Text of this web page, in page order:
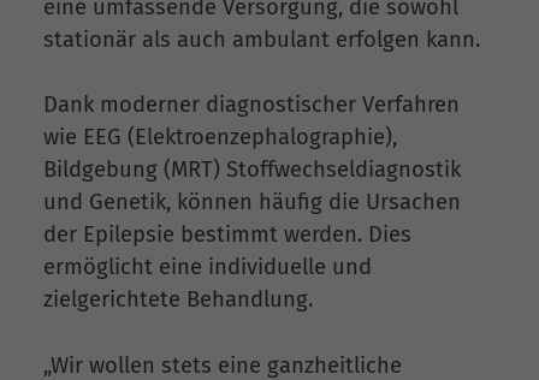
eine umfassende Versorgung, die sowohl
stationär als auch ambulant erfolgen kann.
Dank moderner diagnostischer Verfahren
wie EEG (Elektroenzephalographie),
Bildgebung (MRT) Stoffwechseldiagnostik
und Genetik, können häufig die Ursachen
der Epilepsie bestimmt werden. Dies
ermöglicht eine individuelle und
zielgerichtete Behandlung.
„Wir wollen stets eine ganzheitliche